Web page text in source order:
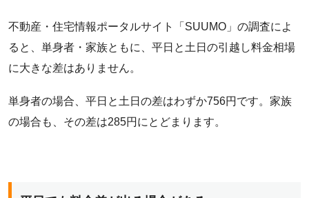
不動産・住宅情報ポータルサイト「SUUMO」の調査によ
ると、単身者・家族ともに、平日と土日の引越し料金相場
に大きな差はありません。
単身者の場合、平日と土日の差はわずか756円です。家族
の場合も、その差は285円にとどまります。